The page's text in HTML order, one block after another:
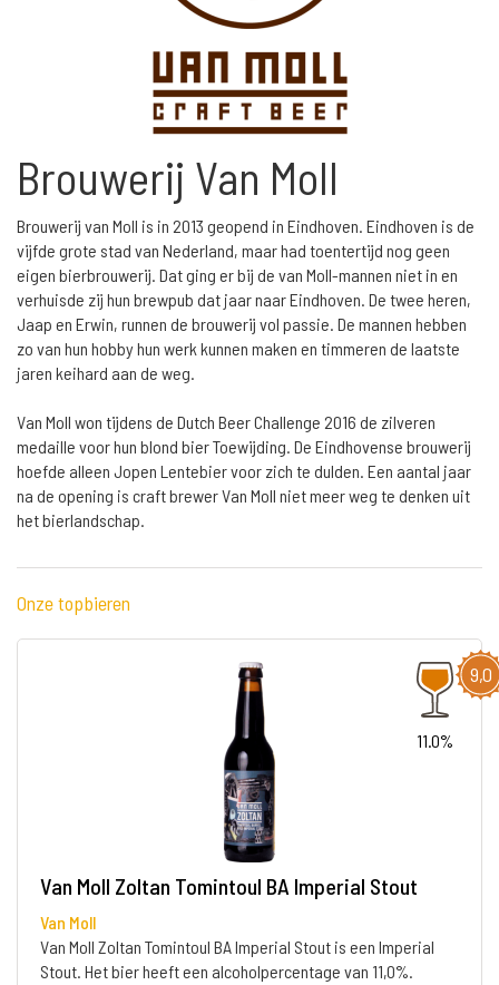
Brouwerij Van Moll
Brouwerij van Moll is in 2013 geopend in Eindhoven. Eindhoven is de
vijfde grote stad van Nederland, maar had toentertijd nog geen
eigen bierbrouwerij. Dat ging er bij de van Moll-mannen niet in en
verhuisde zij hun brewpub dat jaar naar Eindhoven. De twee heren,
Jaap en Erwin, runnen de brouwerij vol passie. De mannen hebben
zo van hun hobby hun werk kunnen maken en timmeren de laatste
jaren keihard aan de weg.
Van Moll won tijdens de Dutch Beer Challenge 2016 de zilveren
medaille voor hun blond bier Toewijding. De Eindhovense brouwerij
hoefde alleen Jopen Lentebier voor zich te dulden. Een aantal jaar
na de opening is craft brewer Van Moll niet meer weg te denken uit
het bierlandschap.
Onze topbieren
9,0
11.0%
Van Moll Zoltan Tomintoul BA Imperial Stout
Van Moll
Van Moll Zoltan Tomintoul BA Imperial Stout is een Imperial
Stout. Het bier heeft een alcoholpercentage van 11,0%.